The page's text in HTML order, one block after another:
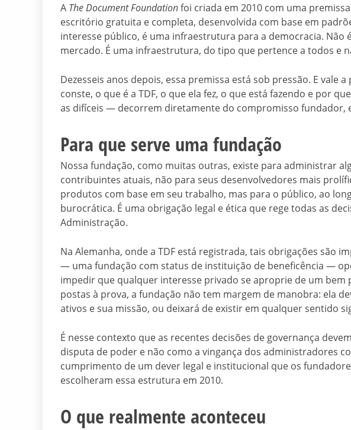
A The Document Foundationfoi criada em 2010 com uma
escritório gratuita e completa, desenvolvida com base em
interesse público, é uma infraestrutura para a democracia. Não
mercado. É uma infraestrutura, do tipo que pertence a todos e
Dezesseis anos depois, essa premissa está sob pressão. E vale
conste, o que é a TDF, o que ela fez, o que está fazendo e por
as difíceis — decorrem diretamente do compromisso fundador,
Para que serve uma fundação
Nossa fundação, como muitas outras, existe para administrar
contribuintes atuais, não para seus desenvolvedores mais
produtos com base em seu trabalho, mas para o público, ao
burocrática. É uma obrigação legal e ética que rege todas as
Administração.
Na Alemanha, onde a TDF está registrada, tais obrigações são
— uma fundação com status de instituição de beneficência —
impedir que qualquer interesse privado se aproprie de um bem
postas à prova, a fundação não tem margem de manobra: ela
ativos e sua missão, ou deixará de existir em qualquer sentido
É nesse contexto que as recentes decisões de governança
disputa de poder e não como a vingança dos administradores
cumprimento de um dever legal e institucional que os
escolheram essa estrutura em 2010.
O que realmente aconteceu